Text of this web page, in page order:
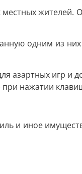
жителей.
одним из
азартных игр и
нажатии
и иное